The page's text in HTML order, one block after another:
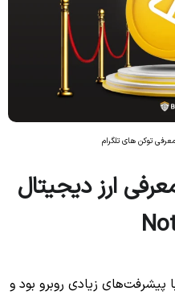
معرفی توکن های تلگرام
ارز دیجیتال
پیشرفت‌های زیادی روبرو بود و